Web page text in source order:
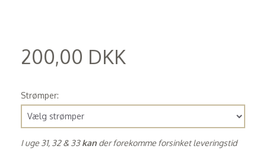
200,00 DKK
Strømper:
I uge 31, 32 & 33kan der forekomme forsinket leveringstid